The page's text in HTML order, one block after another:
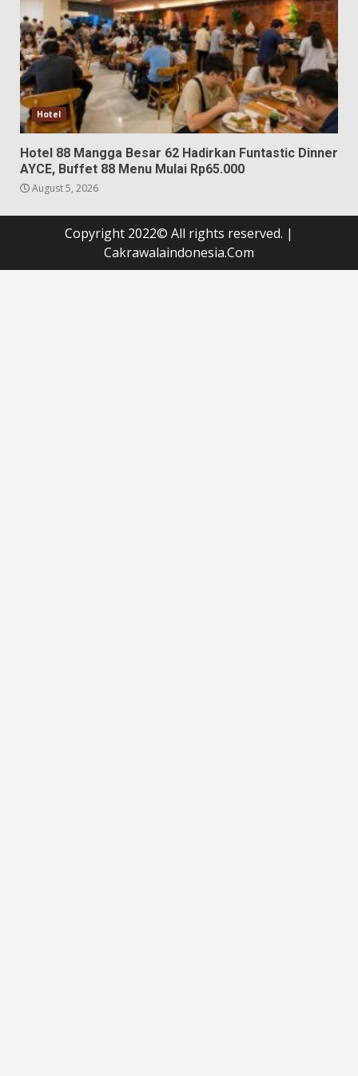
Hotel
Hotel 88 Mangga Besar 62 Hadirkan Funtastic Dinner
AYCE, Buffet 88 Menu Mulai Rp65.000
August 5, 2026
Copyright 2022© All rights reserved. |
Cakrawalaindonesia.Com